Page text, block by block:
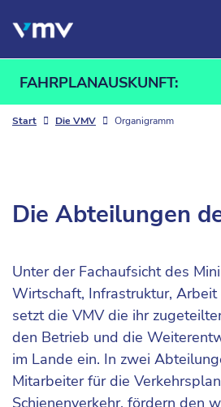
FAHRPLANAUSKUNFT:
Finden
Start Die VMV Organigramm
Die Abteilungen
Unter der Fachaufsicht des
Wirtschaft, Infrastruktur, Arbeit
setzt die VMV die ihr
den Betrieb und die
im Lande ein. In zwei
Mitarbeiter für die
Schienenverkehr, fördern den